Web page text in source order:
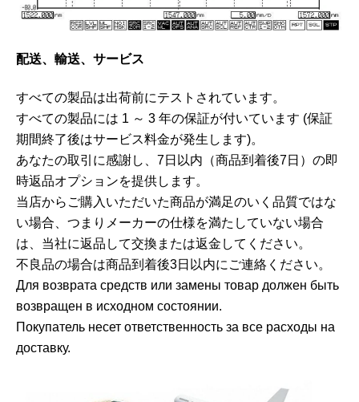
配送、輸送、サービス
すべての製品は出荷前にテストされています。
すべての製品には 1 ～ 3 年の保証が付いています (保証
期間終了後はサービス料金が発生します)。
あなたの取引に感謝し、7日以内（商品到着後7日）の即
時返品オプションを提供します。
当店からご購入いただいた商品が満足のいく品質ではな
い場合、つまりメーカーの仕様を満たしていない場合
は、当社に返品して交換または返金してください。
不良品の場合は商品到着後3日以内にご連絡ください。
Для возврата средств или замены товар должен быть
возвращен в исходном состоянии.
Покупатель несет ответственность за все расходы на
доставку.